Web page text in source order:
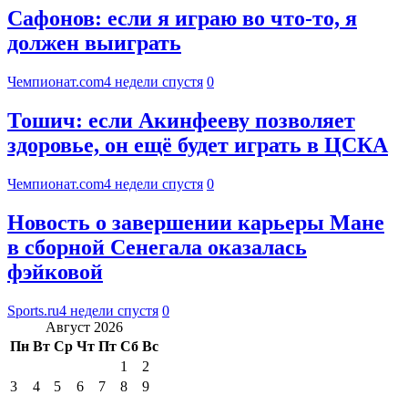
Сафонов: если я играю во что-то, я
должен выиграть
Чемпионат.com4 недели спустя 0
Тошич: если Акинфееву позволяет
здоровье, он ещё будет играть в ЦСКА
Чемпионат.com4 недели спустя 0
Новость о завершении карьеры Мане
в сборной Сенегала оказалась
фэйковой
Sports.ru4 недели спустя 0
Август 2026
Пн Вт Ср Чт Пт Сб Вс
1
2
3
4 5 6 7 8
9